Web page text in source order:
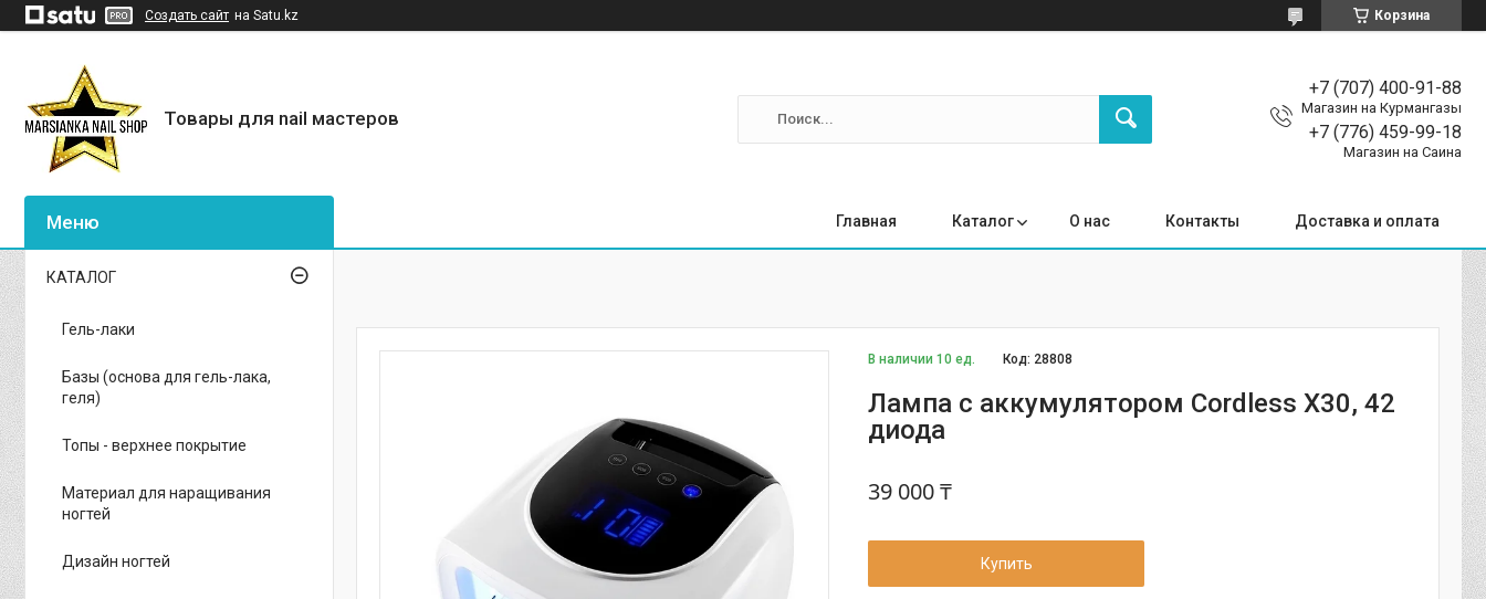
Создать сайт на Satu.kz Корзина
Товары для nail мастеров
+7 (707) 400-91-88
Магазин на Курмангазы
+7 (776) 459-99-18
Магазин на Саина
Главная Каталог О нас Контакты Доставка и оплата
В наличии 10 ед. Код: 28808
Лампа с аккумулятором Cordless X30, 42
диода
39 000 ₸
Купить
КАТАЛОГ
Гель-лаки
Базы (основа для гель-лака,
геля)
Топы - верхнее покрытие
Материал для наращивания
ногтей
Дизайн ногтей